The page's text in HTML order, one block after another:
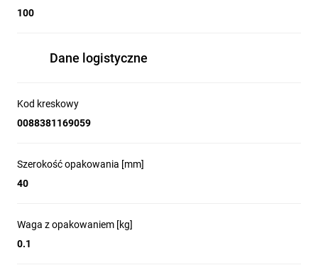
100
Dane logistyczne
Kod kreskowy
0088381169059
Szerokość opakowania [mm]
40
Waga z opakowaniem [kg]
0.1